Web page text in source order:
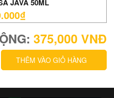
JAVA 50ML
375,000 VNĐ
THÊM VÀO GIỎ HÀNG